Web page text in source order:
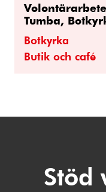
Tumba,
Botkyrka
Butik och café
Stöd